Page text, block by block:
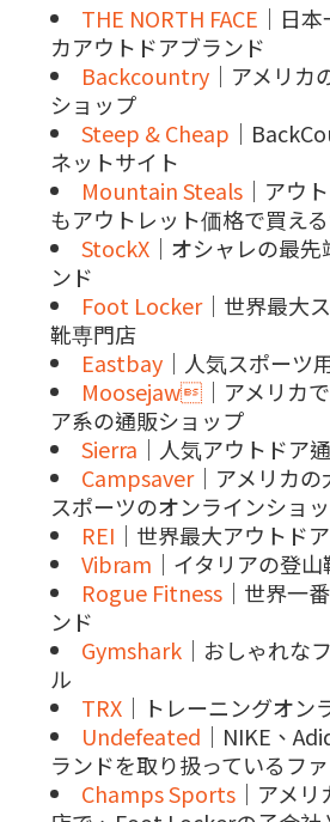
THE NORTH FACE ｜日
カアウトドアブランド
Backcountry ｜アメリ
ショップ
Steep & Cheap ｜
ネットサイト
Mountain Steals ｜アウ
もアウトレット価格で買え
StockX ｜オシャレの最
ンド
Foot Locker｜世界最大
靴専門店
Eastbay ｜人気スポーツ
Moosejaw ｜アメリカ
ア系の通販ショップ
Sierra ｜人気アウトドア
Campsaver｜アメリカの
スポーツのオンラインショ
REI ｜世界最大アウトド
Vibram ｜イタリアの登
Rogue Fitness ｜世界一
ンド
Gymshark ｜おしゃれな
ル
TRX ｜トレーニングオン
Undefeated ｜NIKE、
ランドを取り扱っているフ
Champs Sports ｜アメ